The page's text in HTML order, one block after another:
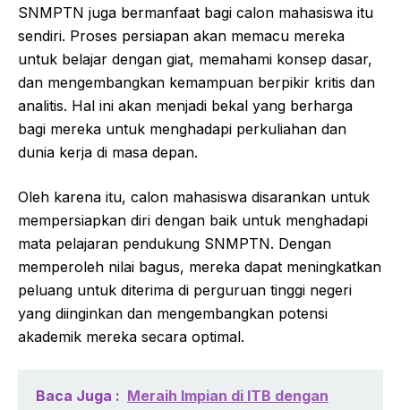
SNMPTN juga bermanfaat bagi calon mahasiswa itu
sendiri. Proses persiapan akan memacu mereka
untuk belajar dengan giat, memahami konsep dasar,
dan mengembangkan kemampuan berpikir kritis dan
analitis. Hal ini akan menjadi bekal yang berharga
bagi mereka untuk menghadapi perkuliahan dan
dunia kerja di masa depan.
Oleh karena itu, calon mahasiswa disarankan untuk
mempersiapkan diri dengan baik untuk menghadapi
mata pelajaran pendukung SNMPTN. Dengan
memperoleh nilai bagus, mereka dapat meningkatkan
peluang untuk diterima di perguruan tinggi negeri
yang diinginkan dan mengembangkan potensi
akademik mereka secara optimal.
Baca Juga : Meraih Impian di ITB dengan